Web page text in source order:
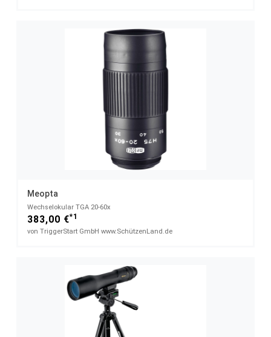
Meopta
Wechselokular TGA 20-60x
383,00 €*1
von TriggerStart GmbH www.SchützenLand.de